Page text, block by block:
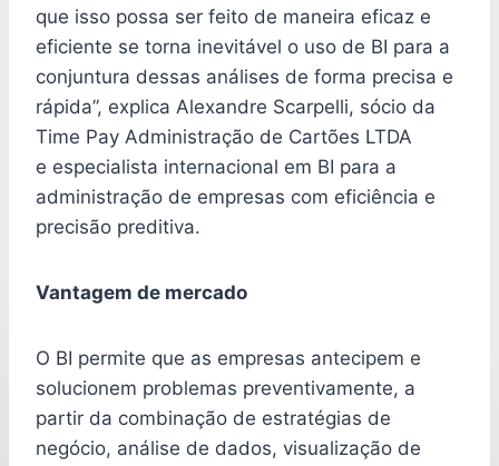
que isso possa ser feito de maneira eficaz e
eficiente se torna inevitável o uso de BI para a
conjuntura dessas análises de forma precisa e
rápida”, explica Alexandre Scarpelli, sócio da
Time Pay Administração de Cartões LTDA
e especialista internacional em BI para a
administração de empresas com eficiência e
precisão preditiva.
Vantagem de mercado
O BI permite que as empresas antecipem e
solucionem problemas preventivamente, a
partir da combinação de estratégias de
negócio, análise de dados, visualização de